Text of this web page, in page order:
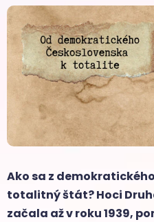
Ako sa z
totalitný štát? Hoci
začala až v roku 1939,